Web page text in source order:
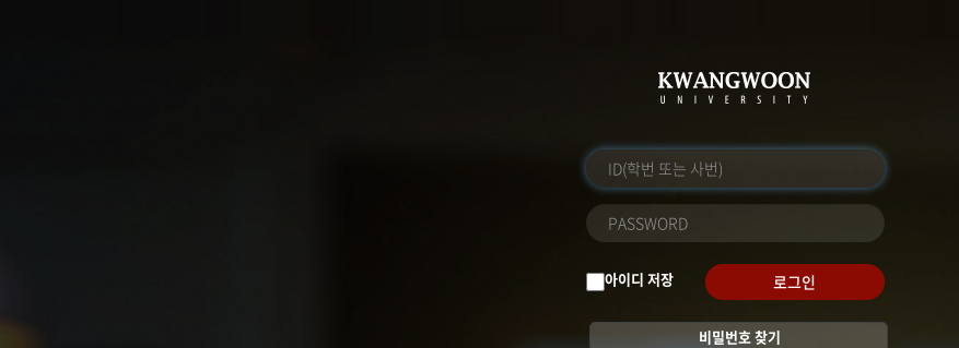
아이디 저장 로그인
비밀번호 찾기